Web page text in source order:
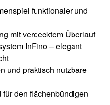
funktionaler und
mit verdecktem Überlauf
InFino – elegant
und praktisch nutzbare
den flächenbündigen